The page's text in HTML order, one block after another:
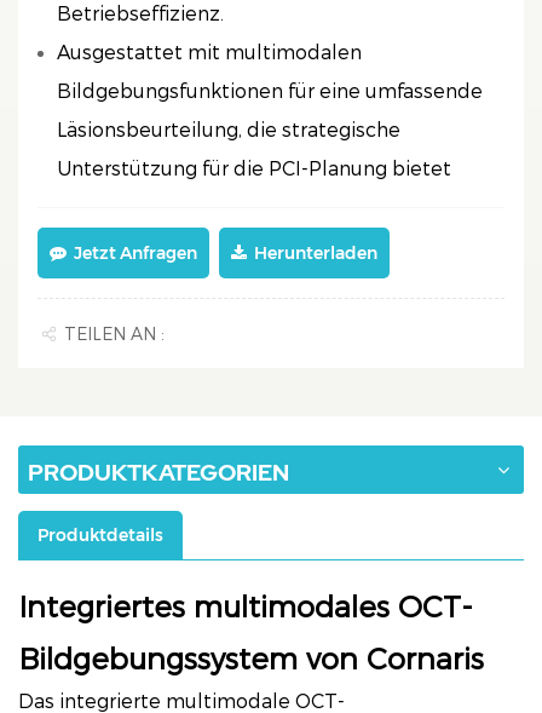
Betriebseffizienz.
Ausgestattet mit multimodalen
Bildgebungsfunktionen für eine umfassende
Läsionsbeurteilung, die strategische
Unterstützung für die PCI-Planung bietet
Jetzt Anfragen Herunterladen
TEILEN AN :
PRODUKTKATEGORIEN
Produktdetails
Integriertes multimodales OCT-
Bildgebungssystem von Cornaris
Das integrierte multimodale OCT-